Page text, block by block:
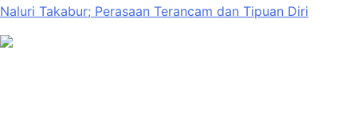
Naluri Takabur; Perasaan Terancam dan Tipuan Diri